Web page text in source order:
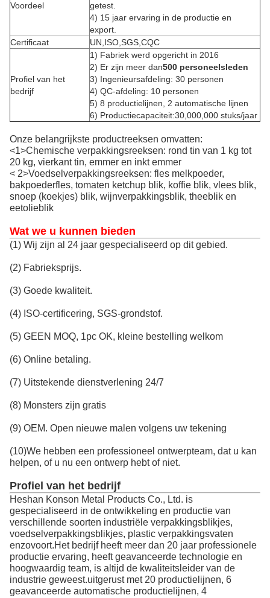
Voordeel
getest.
4) 15 jaar ervaring in de productie en
export.
Certificaat
UN,ISO,SGS,CQC
Profiel van het
bedrijf
1) Fabriek werd opgericht in 2016
2) Er zijn meer dan500 personeelsleden
3) Ingenieursafdeling: 30 personen
4) QC-afdeling: 10 personen
5) 8 productielijnen, 2 automatische lijnen
6) Productiecapaciteit:30,000,000 stuks/jaar
Onze belangrijkste productreeksen omvatten:
<1>Chemische verpakkingsreeksen: rond tin van 1 kg tot
20 kg, vierkant tin, emmer en inkt emmer
< 2>Voedselverpakkingsreeksen: fles melkpoeder,
bakpoederfles, tomaten ketchup blik, koffie blik, vlees blik,
snoep (koekjes) blik, wijnverpakkingsblik, theeblik en
eetolieblik
Wat we u kunnen bieden
(1) Wij zijn al 24 jaar gespecialiseerd op dit gebied.
(2) Fabrieksprijs.
(3) Goede kwaliteit.
(4) ISO-certificering, SGS-grondstof.
(5) GEEN MOQ, 1pc OK, kleine bestelling welkom
(6) Online betaling.
(7) Uitstekende dienstverlening 24/7
(8) Monsters zijn gratis
(9) OEM. Open nieuwe malen volgens uw tekening
(10)We hebben een professioneel ontwerpteam, dat u kan
helpen, of u nu een ontwerp hebt of niet.
Profiel van het bedrijf
Heshan Konson Metal Products Co., Ltd. is
gespecialiseerd in de ontwikkeling en productie van
verschillende soorten industriële verpakkingsblikjes,
voedselverpakkingsblikjes, plastic verpakkingsvaten
enzovoort.Het bedrijf heeft meer dan 20 jaar professionele
productie ervaring, heeft geavanceerde technologie en
hoogwaardig team, is altijd de kwaliteitsleider van de
industrie geweest.uitgerust met 20 productielijnen, 6
geavanceerde automatische productielijnen, 4